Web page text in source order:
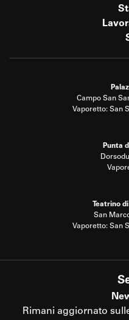
Campo San
Vaporetto: San
Punta
Teatrino
San
Vaporetto: San
Rimani aggiornato